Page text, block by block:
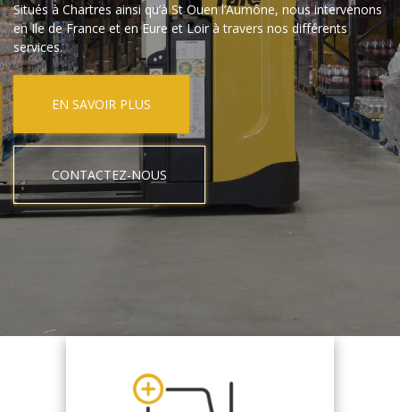
Situés à Chartres ainsi qu’à St Ouen l’Aumône, nous intervenons
en Ile de France et en Eure et Loir à travers nos différents
services.
EN SAVOIR PLUS
CONTACTEZ-NOUS